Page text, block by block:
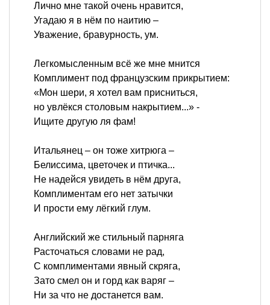
Лично мне такой очень нравится,
Угадаю я в нём по наитию –
Уважение, бравурность, ум.
Легкомысленным всё же мне мнится
Комплимент под французским прикрытием:
«Мон шери, я хотел вам присниться,
но увлёкся столовым накрытием...» -
Ищите другую ля фам!
Итальянец – он тоже хитрюга –
Белиссима, цветочек и птичка...
Не надейся увидеть в нём друга,
Комплиментам его нет затычки
И прости ему лёгкий глум.
Английский же стильный парняга
Расточаться словами не рад,
С комплиментами явный скряга,
Зато смел он и горд как варяг –
Ни за что не достанется вам.